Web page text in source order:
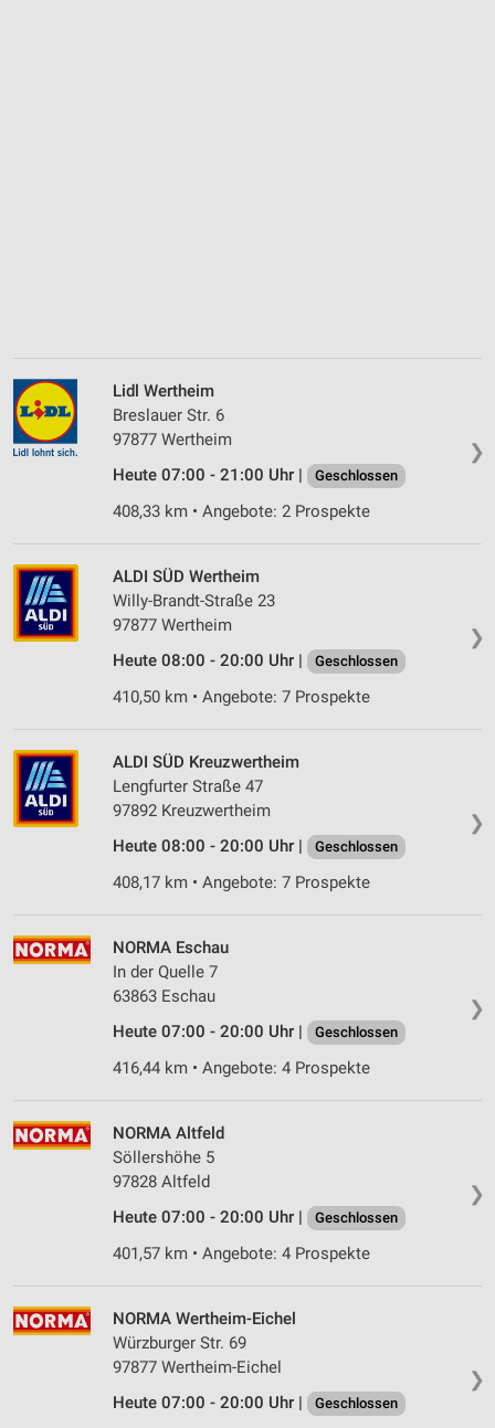
❯
Lidl Wertheim
Breslauer Str. 6
97877 Wertheim
Heute 07:00 - 21:00 Uhr |
Geschlossen
408,33 km • Angebote: 2 Prospekte
❯
ALDI SÜD Wertheim
Willy-Brandt-Straße 23
97877 Wertheim
Heute 08:00 - 20:00 Uhr |
Geschlossen
410,50 km • Angebote: 7 Prospekte
❯
ALDI SÜD Kreuzwertheim
Lengfurter Straße 47
97892 Kreuzwertheim
Heute 08:00 - 20:00 Uhr |
Geschlossen
408,17 km • Angebote: 7 Prospekte
❯
NORMA Eschau
In der Quelle 7
63863 Eschau
Heute 07:00 - 20:00 Uhr |
Geschlossen
416,44 km • Angebote: 4 Prospekte
❯
NORMA Altfeld
Söllershöhe 5
97828 Altfeld
Heute 07:00 - 20:00 Uhr |
Geschlossen
401,57 km • Angebote: 4 Prospekte
❯
NORMA Wertheim-Eichel
Würzburger Str. 69
97877 Wertheim-Eichel
Heute 07:00 - 20:00 Uhr |
Geschlossen